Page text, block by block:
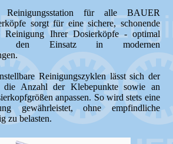
Reinigungsstation für alle BAUER
sorgt für eine sichere, schonende
Reinigung Ihrer Dosierköpfe - optimal
den Einsatz in modernen
Reinigungszyklen lässt sich der
die Anzahl der Klebepunkte sowie an
anpassen. So wird stets eine
gewährleistet, ohne empfindliche
zu belasten.